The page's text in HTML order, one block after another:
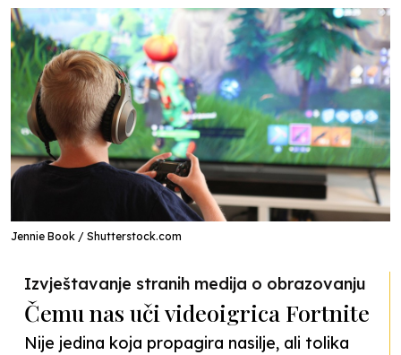
Jennie Book / Shutterstock.com
Izvještavanje stranih medija o obrazovanju
Čemu nas uči videoigrica Fortnite
Nije jedina koja propagira nasilje, ali tolika